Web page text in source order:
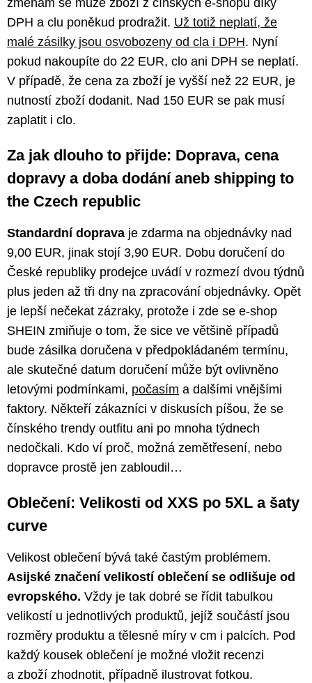
změnám se může zboží z čínských e-shopů díky
DPH a clu poněkud prodražit. Už totiž neplatí, že
malé zásilky jsou osvobozeny od cla i DPH. Nyní
pokud nakoupíte do 22 EUR, clo ani DPH se neplatí.
V případě, že cena za zboží je vyšší než 22 EUR, je
nutností zboží dodanit. Nad 150 EUR se pak musí
zaplatit i clo.
Za jak dlouho to přijde: Doprava, cena
dopravy a doba dodání aneb shipping to
the Czech republic
Standardní doprava je zdarma na objednávky nad
9,00 EUR, jinak stojí 3,90 EUR. Dobu doručení do
České republiky prodejce uvádí v rozmezí dvou týdnů
plus jeden až tři dny na zpracování objednávky. Opět
je lepší nečekat zázraky, protože i zde se e-shop
SHEIN zmiňuje o tom, že sice ve většině případů
bude zásilka doručena v předpokládaném termínu,
ale skutečné datum doručení může být ovlivněno
letovými podmínkami, počasím a dalšími vnějšími
faktory. Někteří zákazníci v diskusích píšou, že se
čínského trendy outfitu ani po mnoha týdnech
nedočkali. Kdo ví proč, možná zemětřesení, nebo
dopravce prostě jen zabloudil…
Oblečení: Velikosti od XXS po 5XL a šaty
curve
Velikost oblečení bývá také častým problémem.
Asijské značení velikostí oblečení se odlišuje od
evropského. Vždy je tak dobré se řídit tabulkou
velikostí u jednotlivých produktů, jejíž součástí jsou
rozměry produktu a tělesné míry v cm i palcích. Pod
každý kousek oblečení je možné vložit recenzi
a zboží zhodnotit, případně ilustrovat fotkou.